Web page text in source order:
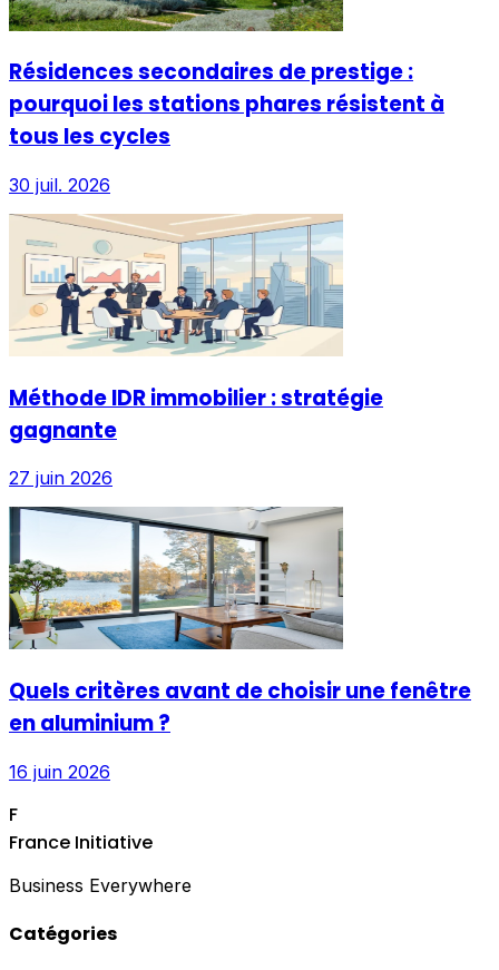
Résidences secondaires de prestige :
pourquoi les stations phares résistent à
tous les cycles
30 juil. 2026
Méthode IDR immobilier : stratégie
gagnante
27 juin 2026
Quels critères avant de choisir une fenêtre
en aluminium ?
16 juin 2026
F
France Initiative
Business Everywhere
Catégories